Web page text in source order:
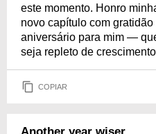
este momento. Honro
novo capítulo com
aniversário para mim —
seja repleto de
COPIAR